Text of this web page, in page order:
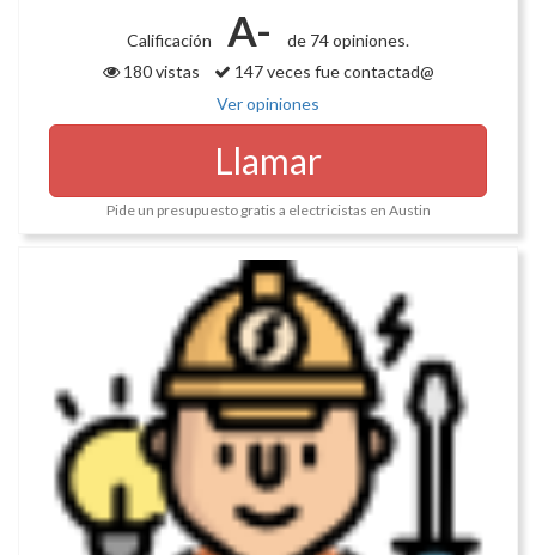
Calificación A-
de 74 opiniones.
180 vistas
147 veces fue contactad@
Ver opiniones
Llamar
Pide un presupuesto gratis a electricistas en Austin